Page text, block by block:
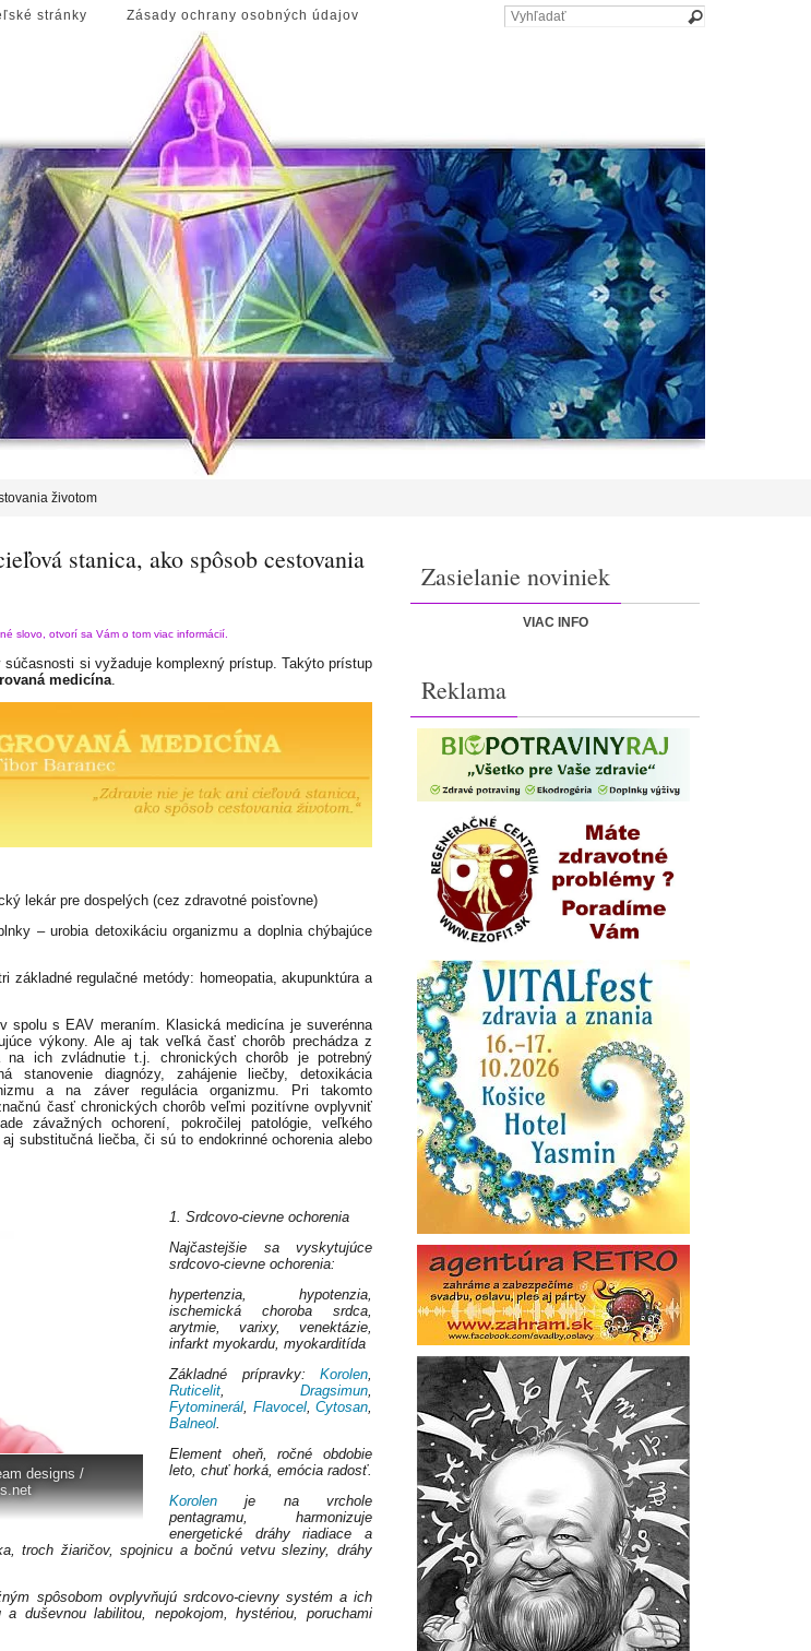
stránky Zásady ochrany osobných údajov
životom
stanica, ako spôsob cestovania
slovo, otvorí sa Vám o tom viac informácií.
súčasnosti si vyžaduje komplexný prístup. Takýto prístup
medicína.
lekár pre dospelých (cez zdravotné poisťovne)
– urobia detoxikáciu organizmu a doplnia chýbajúce
základné regulačné metódy: homeopatia, akupunktúra a
spolu s EAV meraním. Klasická medicína je suverénna
výkony. Ale aj tak veľká časť chorôb prechádza z
ich zvládnutie t.j. chronických chorôb je potrebný
stanovenie diagnózy, zahájenie liečby, detoxikácia
a na záver regulácia organizmu. Pri takomto
časť chronických chorôb veľmi pozitívne ovplyvniť
závažných ochorení, pokročilej patológie, veľkého
substitučná liečba, či sú to endokrinné ochorenia alebo
designs /
1. Srdcovo-cievne ochorenia
Najčastejšie sa vyskytujúce
srdcovo-cievne ochorenia:
hypertenzia, hypotenzia,
ischemická choroba srdca,
arytmie, varixy, venektázie,
infarkt myokardu, myokarditída
Základné prípravky: Korolen,
Ruticelit, Dragsimun,
Fytominerál, Flavocel, Cytosan,
Balneol.
Element oheň, ročné obdobie
leto, chuť horká, emócia radosť.
Korolen je na vrchole
pentagramu, harmonizuje
energetické dráhy riadiace a
troch žiaričov, spojnicu a bočnú vetvu sleziny, dráhy
spôsobom ovplyvňujú srdcovo-cievny systém a ich
duševnou labilitou, nepokojom, hystériou, poruchami
Zasielanie noviniek
VIAC INFO
Reklama